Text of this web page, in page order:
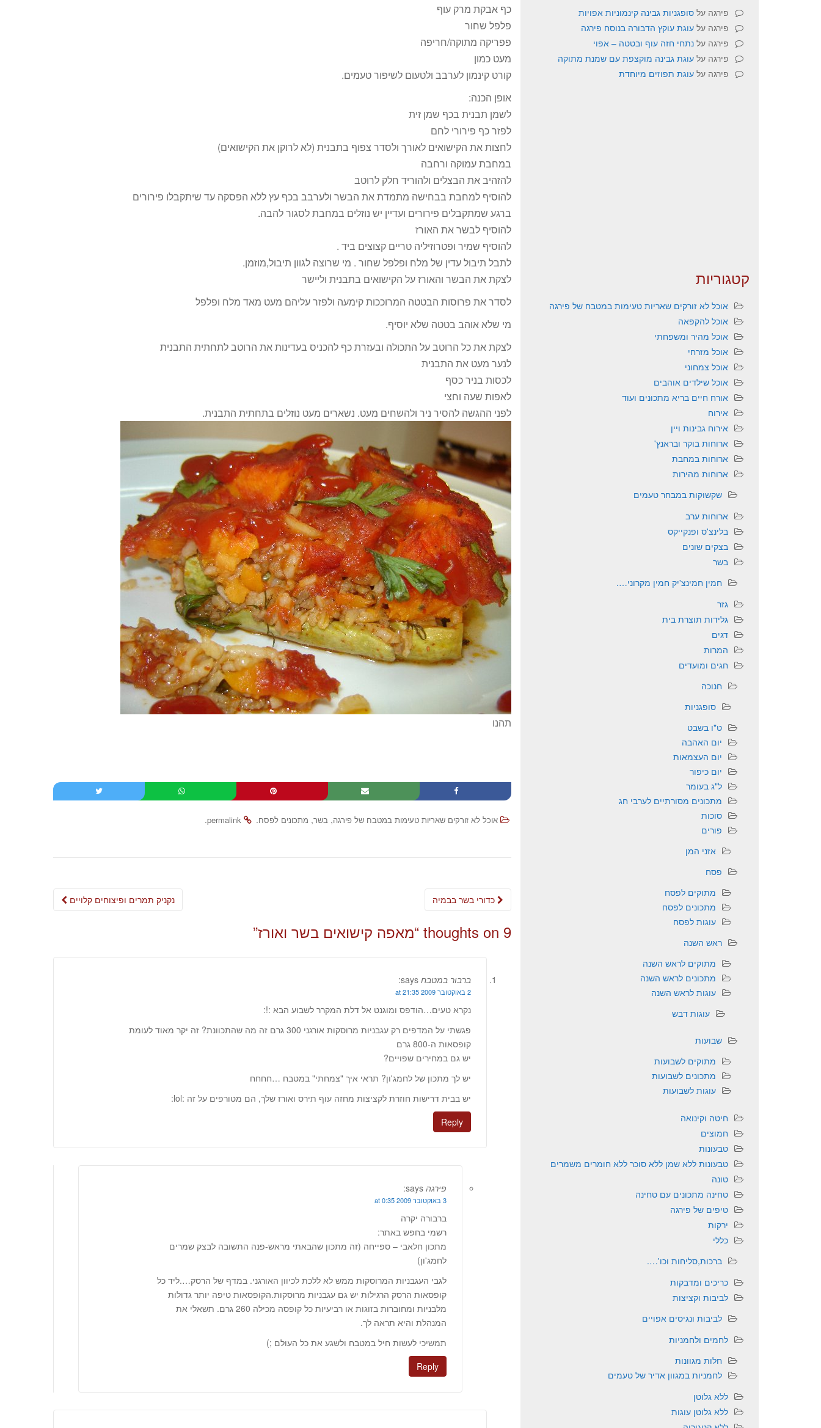
כף אבקת מרק עוף
פלפל שחור
פפריקה מתוקה/חריפה
מעט כמון
קורט קינמון לערבב ולטעום לשיפור טעמים.
אופן הכנה:
לשמן תבנית בכף שמן זית
לפזר כף פירורי לחם
לחצות את הקישואים לאורך ולסדר צפוף בתבנית (לא לרוקן את הקישואים)
במחבת עמוקה ורחבה
להזהיב את הבצלים ולהוריד חלק לרוטב
להוסיף למחבת בבחישה מתמדת את הבשר ולערבב בכף עץ ללא הפסקה עד שיתקבלו פירורים
ברגע שמתקבלים פירורים ועדיין יש נוזלים במחבת לסגור להבה.
להוסיף לבשר את האורז
להוסיף שמיר ופטרוזיליה טריים קצוצים ביד .
לתבל תיבול עדין של מלח ופלפל שחור . מי שרוצה לגוון תיבול,מוזמן.
לצקת את הבשר והאורז על הקישואים בתבנית וליישר
לסדר את פרוסות הבטטה המרוככות קימעה ולפזר עליהם מעט מאד מלח ופלפל
מי שלא אוהב בטטה שלא יוסיף.
לצקת את כל הרוטב על התכולה ובעזרת כף להכניס בעדינות את הרוטב לתחתית התבנית
לנער מעט את התבנית
לכסות בניר כסף
לאפות שעה וחצי
לפני ההגשה להסיר ניר ולהשחים מעט. נשארים מעט נוזלים בתחתית התבנית.
תהנו
אוכל לא זורקים שאריות טעימות במטבח של פירגה, בשר, מתכונים לפסח.
permalink
.
Post
נקניק תמרים ופיצוחים קלויים
9 thoughts on “ מאפה קישואים בשר ואורז”
ברבור במטבח says:
2 באוקטובר 2009 at 21:35
נקרא טעים…הודפס ומוגנט אל דלת המקרר לשבוע הבא :!:
פגשתי על המדפים רק עגבניות מרוסקות אורגני 300 גרם זה מה שהתכוונת? זה יקר מאוד לעומת
קופסאות ה-800 גרם
יש גם במחירים שפויים?
יש לך מתכון של לחמג'ון? תראי איך "צמחתי" במטבח …חחחח
יש בבית דרישות חוזרת לקציצות מחזה עוף תירס ואורז שלך, הם מטורפים על זה :lol:
Reply
פירגה says:
3 באוקטובר 2009 at 0:35
ברבורה יקרה
רשמי בחפש באתר:
מתכון חלאבי – ספייחה (זה מתכון שהבאתי מראש-פנה התשובה לבצק שמרים
לחמג'ון)
לגבי העגבניות המרוסקות ממש לא ללכת לכיוון האורגני. במדף של הרסק….ליד כל
קופסאות הרסק הרגילות יש גם עגבניות מרוסקות.הקופסאות טיפה יותר גדולות
מלבניות ומחוברות בזוגות או רביעיות כל קופסה מכילה 260 גרם. תשאלי את
המנהלת והיא תראה לך.
תמשיכי לעשות חיל במטבח ולשגע את כל העולם ;)
Reply
פירגה על סופגניות גבינה קינמוניות אפויות
פירגה על עוגת עוקץ הדבורה בנוסח פירגה
פירגה על נתחי חזה עוף ובטטה – אפוי
פירגה על עוגת גבינה מוקצפת עם שמנת מתוקה
פירגה על עוגת תפוזים מיוחדת
קטגוריות
אוכל לא זורקים שאריות טעימות במטבח של פירגה
אוכל להקפאה
אוכל מהיר ומשפחתי
אוכל מזרחי
אוכל צמחוני
אוכל שילדים אוהבים
אורח חיים בריא מתכונים ועוד
אירוח
אירוח גבינות ויין
ארוחות בוקר ובראנץ'
ארוחות במחבת
ארוחות מהירות
שקשוקות במבחר טעמים
ארוחות ערב
בלינצ'ס ופנקייקס
בצקים שונים
בשר
חמין חמינצ'יק חמין מקרוני….
גזר
גלידות תוצרת בית
דגים
המרות
חגים ומועדים
חנוכה
סופגניות
ט"ו בשבט
יום האהבה
יום העצמאות
יום כיפור
ל"ג בעומר
מתכונים מסורתיים לערבי חג
סוכות
פורים
אזני המן
פסח
מתוקים לפסח
מתכונים לפסח
עוגות לפסח
ראש השנה
מתוקים לראש השנה
מתכונים לראש השנה
עוגות לראש השנה
עוגות דבש
שבועות
מתוקים לשבועות
מתכונים לשבועות
עוגות לשבועות
חיטה וקינואה
חמוצים
טבעונות
טבעונות ללא שמן ללא סוכר ללא חומרים משמרים
טונה
טחינה מתכונים עם טחינה
טיפים של פירגה
ירקות
כללי
ברכות,סליחות וכו'….
כריכים ומדבקות
לביבות וקציצות
לביבות ונגיסים אפויים
לחמים ולחמניות
חלות מגוונות
לחמניות במגוון אדיר של טעמים
ללא גלוטן
ללא גלוטן עוגות